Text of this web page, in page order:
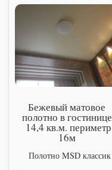
Бежевый матовое
полотно в гостинице
14,4 кв.м. периметр
16м
Полотно MSD классик